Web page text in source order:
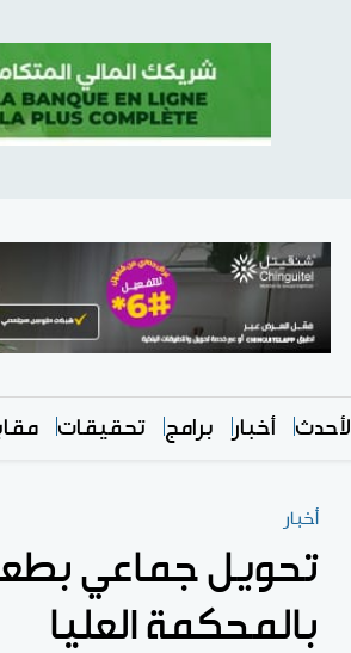
الأحدث أخبار برامج تحقيقات
أخبار
تحويل جماعي بطعم
بالمحكمة العليا